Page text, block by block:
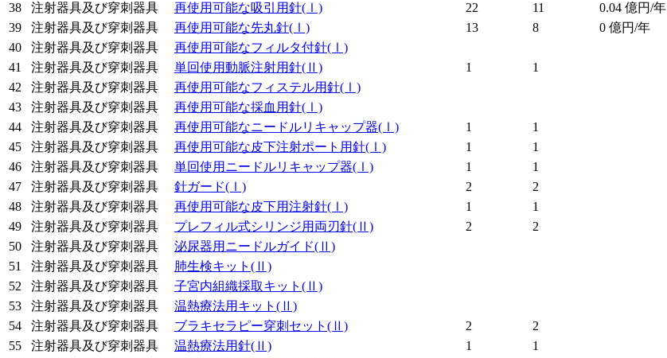
38
注射器具及び穿刺器具 再使用可能な吸引用針(Ⅰ) 22 11 0.04 億円/年
39
注射器具及び穿刺器具 再使用可能な先丸針(Ⅰ) 13 8 0 億円/年
40
注射器具及び穿刺器具 再使用可能なフィルタ付針(Ⅰ)
41
注射器具及び穿刺器具 単回使用動脈注射用針(Ⅱ) 1
1
42
注射器具及び穿刺器具 再使用可能なフィステル用針(Ⅰ)
43
注射器具及び穿刺器具 再使用可能な採血用針(Ⅰ)
44
注射器具及び穿刺器具 再使用可能なニードルリキャップ器(Ⅰ) 1
1
45
注射器具及び穿刺器具 再使用可能な皮下注射ポート用針(Ⅰ) 1
1
46
注射器具及び穿刺器具 単回使用ニードルリキャップ器(Ⅰ) 1
1
47
注射器具及び穿刺器具 針ガード(Ⅰ) 2
2
48
注射器具及び穿刺器具 再使用可能な皮下用注射針(Ⅰ) 1
1
49
注射器具及び穿刺器具 プレフィル式シリンジ用両刃針(Ⅱ) 2
2
50
注射器具及び穿刺器具 泌尿器用ニードルガイド(Ⅱ)
51
注射器具及び穿刺器具 肺生検キット (Ⅱ)
52
注射器具及び穿刺器具 子宮内組織採取キット (Ⅱ)
53
注射器具及び穿刺器具 温熱療法用キット (Ⅱ)
54
注射器具及び穿刺器具 ブラキセラピー穿刺セット (Ⅱ) 2
2
55
注射器具及び穿刺器具 温熱療法用針(Ⅱ) 1
1